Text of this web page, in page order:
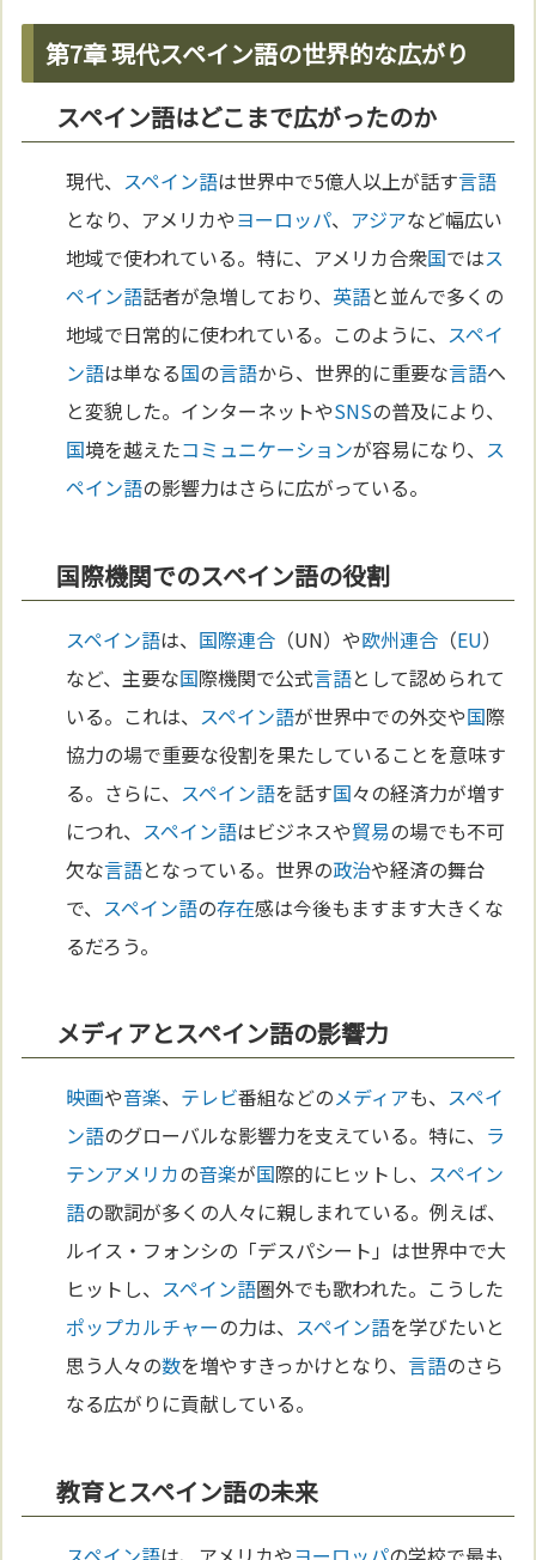
第7章 現代スペイン語の世界的な広がり
スペイン語はどこまで広がったのか
現代、 スペイン語は世界中で5億人以上が話す言語
となり、アメリカやヨーロッパ、 アジアなど幅広い
地域で使われている。特に、アメリカ合衆国ではス
ペイン語話者が急増しており、 英語と並んで多くの
地域で日常的に使われている。このように、 スペイ
ン語は単なる国の言語から、世界的に重要な言語へ
と変貌した。インターネットやSNSの普及により、
国境を越えたコミュニケーションが容易になり、 ス
ペイン語の影響力はさらに広がっている。
国際機関でのスペイン語の役割
スペイン語は、 国際連合 （UN）や欧州連合 （EU）
など、主要な国際機関で公式言語として認められて
いる。これは、 スペイン語が世界中での外交や国際
協力の場で重要な役割を果たしていることを意味す
る。さらに、 スペイン語を話す国々の経済力が増す
につれ、 スペイン語はビジネスや貿易の場でも不可
欠な言語となっている。世界の政治や経済の舞台
で、 スペイン語の存在感は今後もますます大きくな
るだろう。
メディアとスペイン語の影響力
映画や音楽、 テレビ番組などのメディアも、 スペイ
ン語のグローバルな影響力を支えている。特に、 ラ
テンアメリカの音楽が国際的にヒットし、 スペイン
語の歌詞が多くの人々に親しまれている。例えば、
ルイス・フォンシの「デスパシート」は世界中で大
ヒットし、 スペイン語圏外でも歌われた。こうした
ポップカルチャーの力は、 スペイン語を学びたいと
思う人々の数を増やすきっかけとなり、言語のさら
なる広がりに貢献している。
教育とスペイン語の未来